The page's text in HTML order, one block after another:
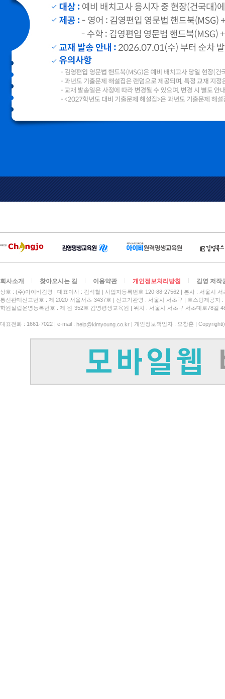
회사소개 찾아오시는 길 이용약관 개인정보처리방침 김영 저작
상호 : (주)아이비김영 대표이사 : 김석철 사업자등록번호 120-88-27562
본사 : 서울시
통신판매신고번호 : 제 2020-서울서초-3437호
신고기관명 : 서울시 서초구
호스팅제공자
학원설립운영등록번호 : 제 원-352호 김영평생교육원 | 위치 : 서울시 서초구 서초대로78길
대표전화 : 1661-7022 | e-mail : help@kimyoung.co.kr | 개인정보책임자 : 오창훈 |